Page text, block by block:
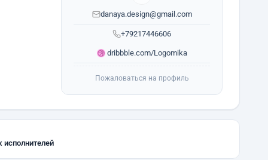
+79217446606
danaya.design@gmail.com
dribbble.com/Logomika
Пожаловаться на профиль